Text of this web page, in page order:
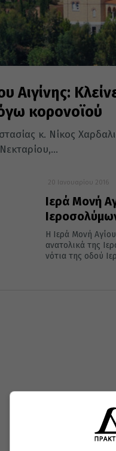
Αιγίνης:
κορονοϊού
κ. Νίκος
20 Ιανουαρίου 2016
Ιερά Μονή
Η Ιερά Μονή
ανατολικά της
νότια της οδού